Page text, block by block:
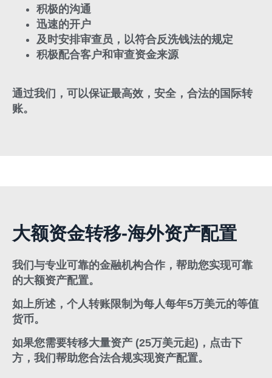
积极的沟通
迅速的开户
及时安排审查员，以符合反洗钱法的规定
积极配合客户和审查资金来源
通过我们，可以保证最高效，安全，合法的国际转
账。
大额资金转移-海外资产配置
我们与专业可靠的金融机构合作，帮助您实现可靠
的大额资产配置。
如上所述，个人转账限制为每人每年5万美元的等值
货币。
如果您需要转移大量资产 (25万美元起)，点击下
方，我们帮助您合法合规实现资产配置。